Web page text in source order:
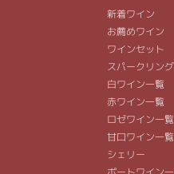
新着ワイン
お薦めワイン
ワインセット
スパークリン
白ワイン一覧
赤ワイン一覧
ロゼワイン一覧
甘口ワイン一覧
シェリー